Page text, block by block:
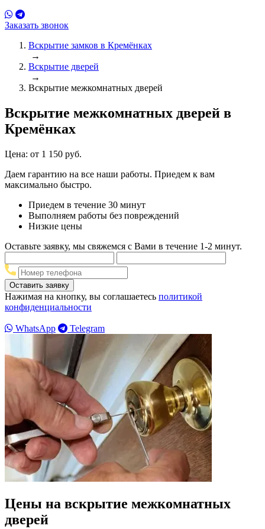
Заказать звонок
Вскрытие замков в Кремёнках
→
Вскрытие дверей
→
Вскрытие межкомнатных дверей
Вскрытие межкомнатных дверей в
Кремёнках
Цена: от 1 150 руб.
Даем гарантию на все наши работы. Приедем к вам
максимально быстро.
Приедем в течение 30 минут
Выполняем работы без повреждений
Низкие цены
Оставьте заявку, мы свяжемся с Вами в течение 1-2 минут.
Нажимая на кнопку, вы соглашаетесь политикой
конфиденциальности
WhatsApp Telegram
Цены на вскрытие межкомнатных
дверей